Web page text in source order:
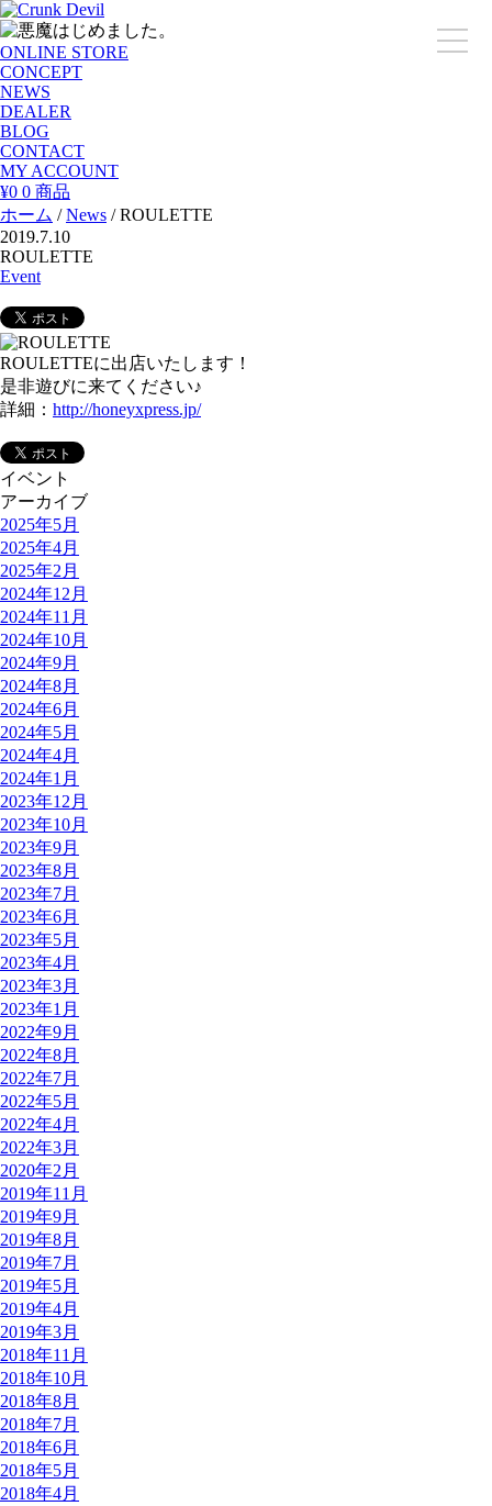
ONLINE STORE
CONCEPT
NEWS
DEALER
BLOG
CONTACT
MY ACCOUNT
¥0 0 商品
toggle
ホーム /News / ROULETTE
2019.7.10
ROULETTE
Event
ROULETTEに出店いたします！
是非遊びに来てください♪
詳細： http://honeyxpress.jp/
イベント
アーカイブ
2025年5月
2025年4月
2025年2月
2024年12月
2024年11月
2024年10月
2024年9月
2024年8月
2024年6月
2024年5月
2024年4月
2024年1月
2023年12月
2023年10月
2023年9月
2023年8月
2023年7月
2023年6月
2023年5月
2023年4月
2023年3月
2023年1月
2022年9月
2022年8月
2022年7月
2022年5月
2022年4月
2022年3月
2020年2月
2019年11月
2019年9月
2019年8月
2019年7月
2019年5月
2019年4月
2019年3月
2018年11月
2018年10月
2018年8月
2018年7月
2018年6月
2018年5月
2018年4月